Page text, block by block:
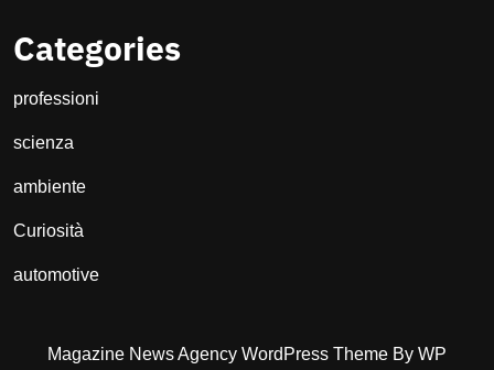
Categories
professioni
scienza
ambiente
Curiosità
automotive
Magazine News Agency WordPress Theme By WP